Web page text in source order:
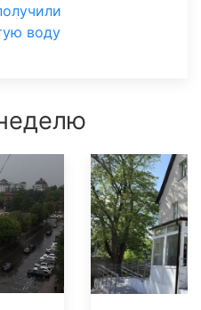
воду